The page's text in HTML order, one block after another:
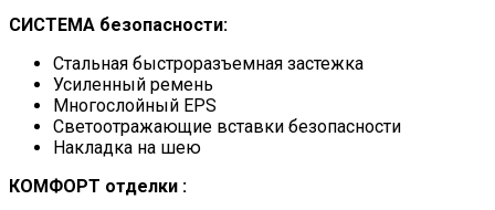
СИСТЕМА безопасности:
Стальная быстроразъемная застежка
Усиленный ремень
Многослойный EPS
Светоотражающие вставки безопасности
Накладка на шею
КОМФОРТ отделки :